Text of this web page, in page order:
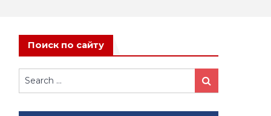
Поиск по сайту
Search
for:
Search